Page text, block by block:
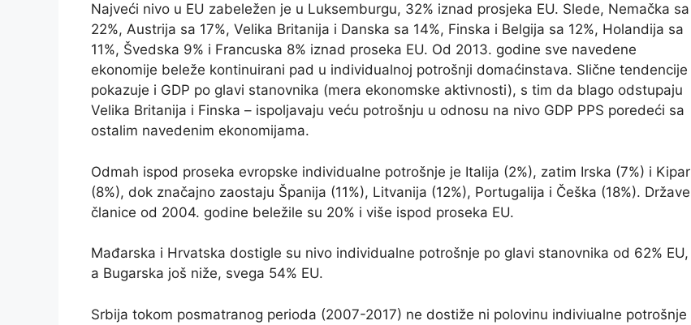
Najveći nivo u EU zabeležen je u Luksemburgu, 32% iznad prosjeka EU. Slede, Nemačka sa
22%, Austrija sa 17%, Velika Britanija i Danska sa 14%, Finska i Belgija sa 12%, Holandija sa
11%, Švedska 9% i Francuska 8% iznad proseka EU. Od 2013. godine sve navedene
ekonomije beleže kontinuirani pad u individualnoj potrošnji domaćinstava. Slične tendencije
pokazuje i GDP po glavi stanovnika (mera ekonomske aktivnosti), s tim da blago odstupaju
Velika Britanija i Finska – ispoljavaju veću potrošnju u odnosu na nivo GDP PPS poredeći sa
ostalim navedenim ekonomijama.
Odmah ispod proseka evropske individualne potrošnje je Italija (2%), zatim Irska (7%) i Kipar
(8%), dok značajno zaostaju Španija (11%), Litvanija (12%), Portugalija i Češka (18%). Države
članice od 2004. godine beležile su 20% i više ispod proseka EU.
Mađarska i Hrvatska dostigle su nivo individualne potrošnje po glavi stanovnika od 62% EU,
a Bugarska još niže, svega 54% EU.
Srbija tokom posmatranog perioda (2007-2017) ne dostiže ni polovinu indiviualne potrošnje